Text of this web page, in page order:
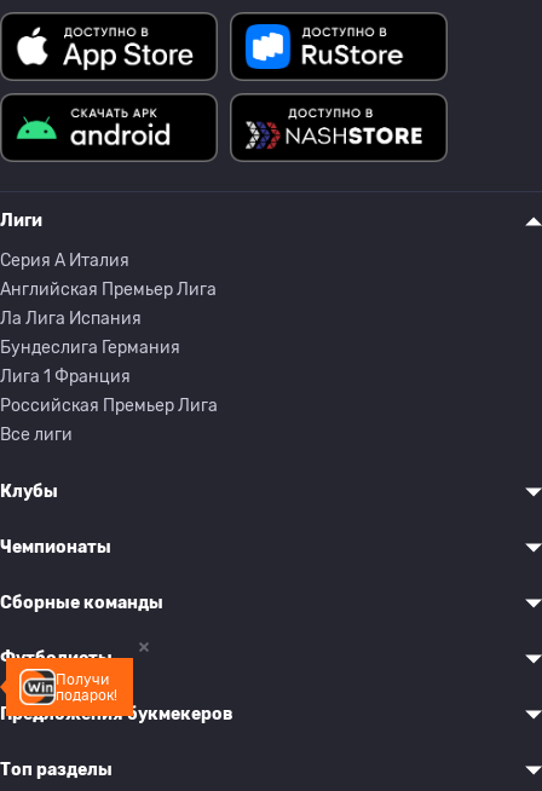
Получи
подарок!
Лиги
Серия A Италия
Английская Премьер Лига
Ла Лига Испания
Бундеслига Германия
Лига 1 Франция
Российская Премьер Лига
Все лиги
Клубы
Чемпионаты
Сборные команды
Футболисты
Предложения букмекеров
Топ разделы